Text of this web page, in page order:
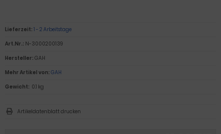
Lieferzeit: 1 - 2 Arbeitstage
Art.Nr.: N-3000200139
Hersteller: GAH
Mehr Artikel von: GAH
Gewicht: 0.1 kg
Artikeldatenblatt drucken